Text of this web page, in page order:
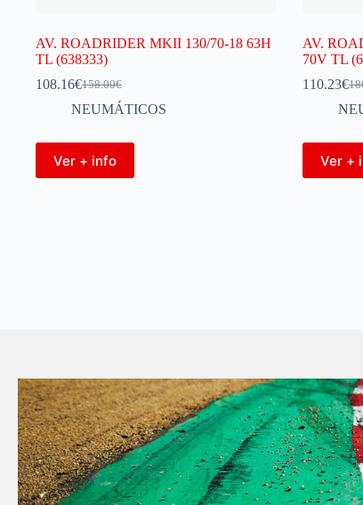
AV. ROADRIDER MKII 130/70-18 63H
TL (638333)
158.00€
108.16€
NEUMÁTICOS
Ver + info
AV.
70V TL
110.23€
Ver +